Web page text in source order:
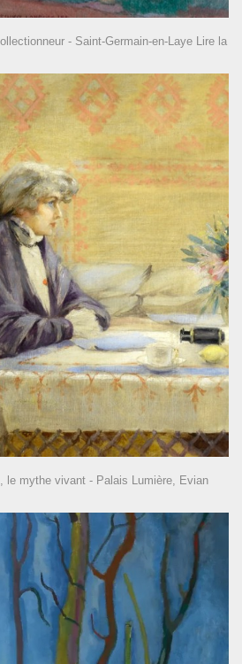
- Saint-Germain-en-Laye Lire la
le mythe vivant - Palais Lumière, Evian